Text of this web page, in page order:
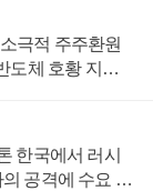
극적 주주환원
도체 호황 지속
한국에서 러시
공격에 수요 늘